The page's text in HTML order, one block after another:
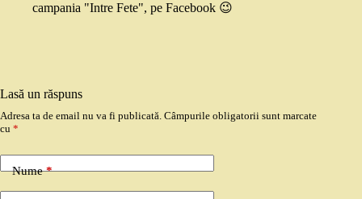
campania "Intre Fete", pe Facebook 😉
Lasă un răspuns
Adresa ta de email nu va fi publicată. Câmpurile obligatorii sunt marcate
cu *
Nume*